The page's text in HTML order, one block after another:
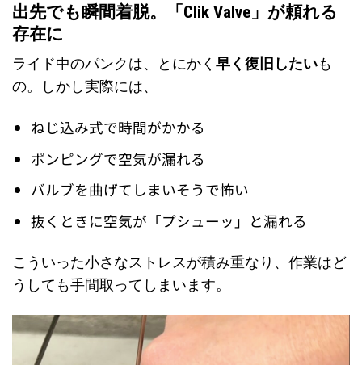
出先でも瞬間着脱。「Clik Valve」が頼れる
存在に
ライド中のパンクは、とにかく 早く復旧したいも
の。しかし実際には、
ねじ込み式で時間がかかる
ポンピングで空気が漏れる
バルブを曲げてしまいそうで怖い
抜くときに空気が「プシューッ」と漏れる
こういった小さなストレスが積み重なり、作業はど
うしても手間取ってしまいます。